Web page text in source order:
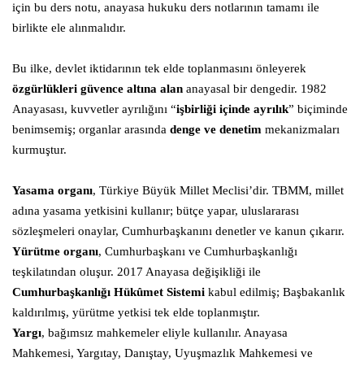
için bu ders notu, anayasa hukuku ders notlarının tamamı ile
birlikte ele alınmalıdır.
Bu ilke, devlet iktidarının tek elde toplanmasını önleyerek
özgürlükleri güvence altına alan anayasal bir dengedir. 1982
Anayasası, kuvvetler ayrılığını “işbirliği içinde ayrılık” biçiminde
benimsemiş; organlar arasında denge ve denetim mekanizmaları
kurmuştur.
Yasama organı, Türkiye Büyük Millet Meclisi’dir. TBMM, millet
adına yasama yetkisini kullanır; bütçe yapar, uluslararası
sözleşmeleri onaylar, Cumhurbaşkanını denetler ve kanun çıkarır.
Yürütme organı, Cumhurbaşkanı ve Cumhurbaşkanlığı
teşkilatından oluşur. 2017 Anayasa değişikliği ile
Cumhurbaşkanlığı Hükûmet Sistemi kabul edilmiş; Başbakanlık
kaldırılmış, yürütme yetkisi tek elde toplanmıştır.
Yargı, bağımsız mahkemeler eliyle kullanılır. Anayasa
Mahkemesi, Yargıtay, Danıştay, Uyuşmazlık Mahkemesi ve